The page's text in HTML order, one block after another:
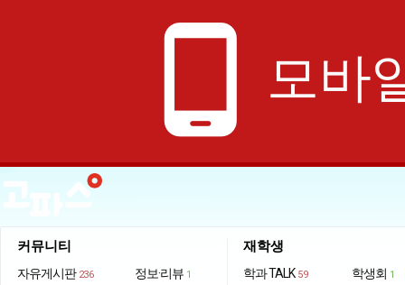
phone_android 모바
커뮤니티
자유게시판 236 정보·리뷰 1
재학생
학과 TALK 59 학생회 1